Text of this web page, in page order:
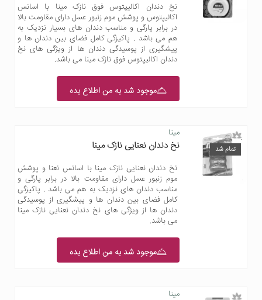
نخ دندان اکالیپتوس فوق نازک مینا با اسانس
اکالیپتوس و پوشش موم زنبور عسل دارای مقاومت بالا
در برابر پارگی و مناسب دندان های بسیار نزدیک به
هم می باشد . پاکیزگی کامل فضای بین دندان ها و
پیشگیری از پوسیدگی دندان ها از ویژگی های نخ
دندان اکالیپتوس فوق نازک مینا می باشد.
موجود شد به من اطلاع بده
تمام شد
مینا
نخ دندان نعنایی نازک مینا
نخ دندان نعنایی نازک مینا با اسانس نعنا و پوشش
موم زنبور عسل دارای مقاومت بالا در برابر پارگی و
مناسب دندان های نزدیک به هم می باشد . پاکیزگی
کامل فضای بین دندان ها و پیشگیری از پوسیدگی
دندان ها از ویژگی های نخ دندان نعنایی نازک مینا
می باشد.
موجود شد به من اطلاع بده
مینا